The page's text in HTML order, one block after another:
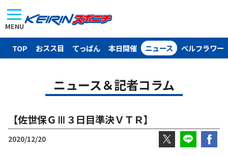
MENU
TOP おスス目 てっぱん 本日開催 ニュース ベルフラワー
ニュース＆記者コラム
【佐世保ＧⅢ３日目準決ＶＴＲ】
2020/12/20